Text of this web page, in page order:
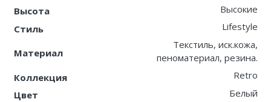
Высота
Высокие
Стиль
Lifestyle
Материал
Текстиль, иск.кожа,
пеноматериал, резина.
Коллекция
Retro
Цвет
Белый